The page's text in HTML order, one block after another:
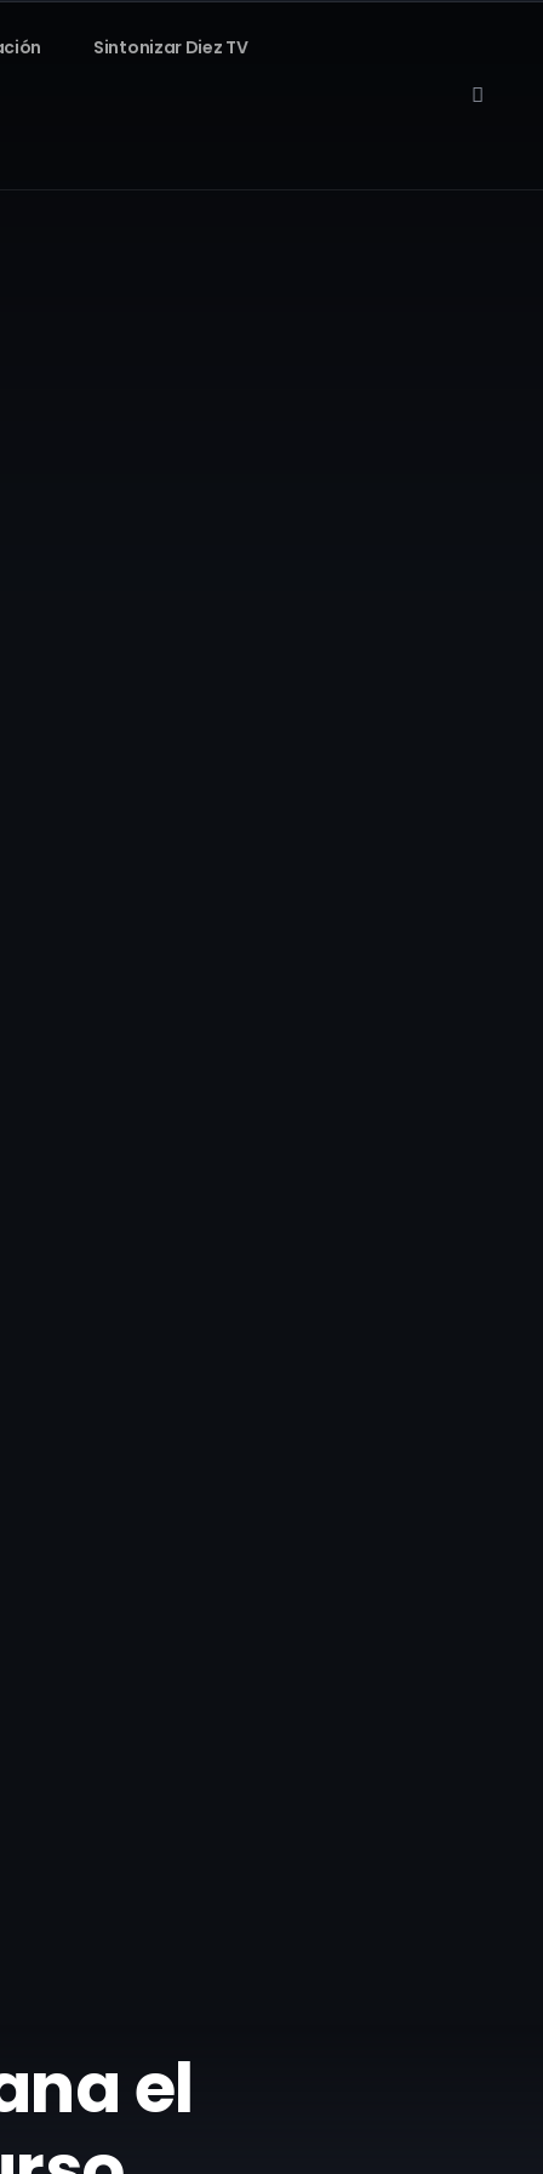
Sintonizar Diez TV
el